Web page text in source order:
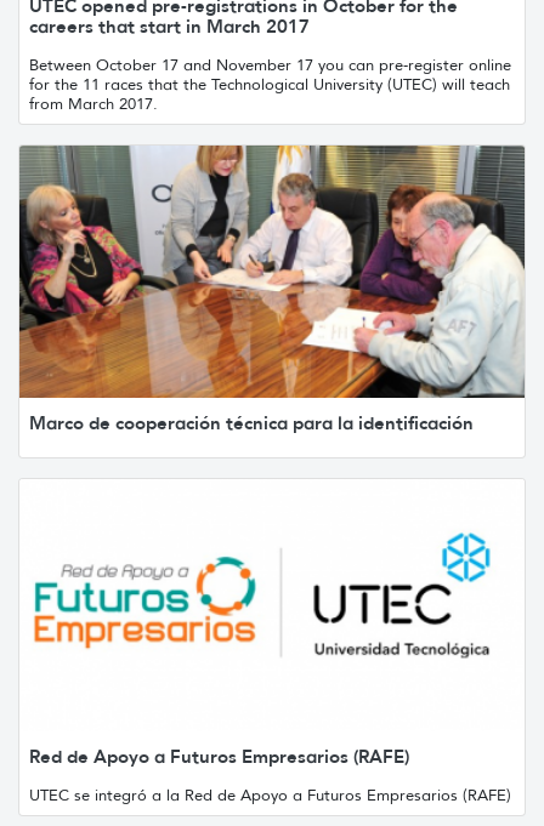
UTEC opened pre-registrations in October for the
careers that start in March 2017
Between October 17 and November 17 you can pre-register online
for the 11 races that the Technological University (UTEC) will teach
from March 2017.
Marco de cooperación técnica para la identificación
Red de Apoyo a Futuros Empresarios (RAFE)
UTEC se integró a la Red de Apoyo a Futuros Empresarios (RAFE)